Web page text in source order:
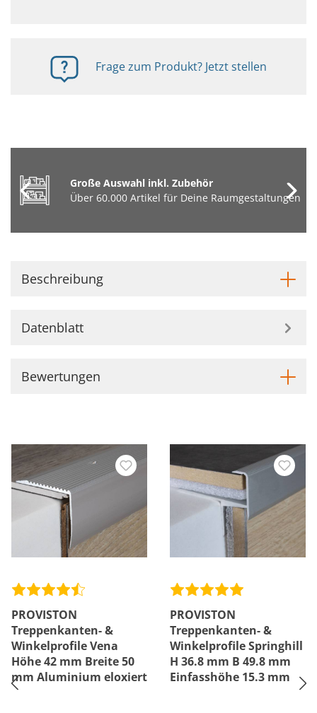
Frage zum Produkt? Jetzt stellen
Große Auswahl inkl. Zubehör
Über 60.000 Artikel für Deine Raumgestaltungen
Beschreibung
Datenblatt
Bewertungen
PROVISTON
Treppenkanten- &
Winkelprofile Vena
Höhe 42 mm Breite 50
mm Aluminium eloxiert
PROVISTON
Treppenkanten- &
Winkelprofile Springhill
H 36.8 mm B 49.8 mm
Einfasshöhe 15.3 mm